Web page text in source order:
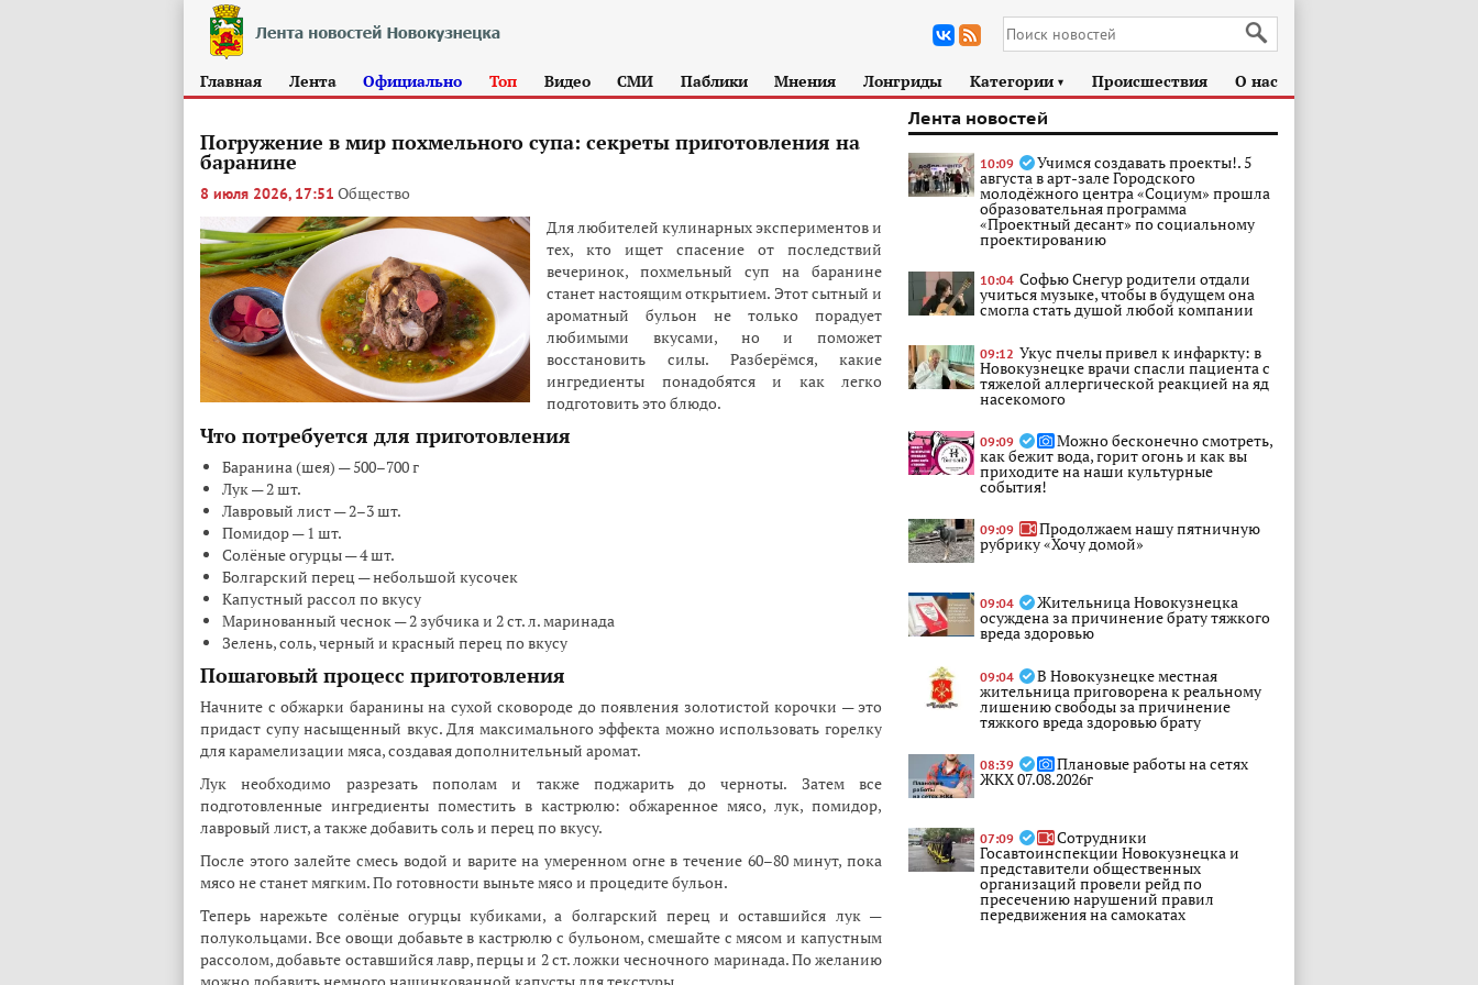
Главная Лента Официально Топ Видео СМИ Паблики Мнения Лонгриды Категории ► Происшествия О нас
Погружение в мир похмельного супа: секреты приготовления на
баранине
8 июля 2026, 17:51 Общество
Для любителей кулинарных экспериментов и
тех, кто ищет спасение от последствий
вечеринок, похмельный суп на баранине
станет настоящим открытием. Этот сытный и
ароматный бульон не только порадует
любимыми вкусами, но и поможет
восстановить силы. Разберёмся, какие
ингредиенты понадобятся и как легко
подготовить это блюдо.
Что потребуется для приготовления
Баранина (шея) — 500–700 г
Лук — 2 шт.
Лавровый лист — 2–3 шт.
Помидор — 1 шт.
Солёные огурцы — 4 шт.
Болгарский перец — небольшой кусочек
Капустный рассол по вкусу
Маринованный чеснок — 2 зубчика и 2 ст. л. маринада
Зелень, соль, черный и красный перец по вкусу
Пошаговый процесс приготовления
Начните с обжарки баранины на сухой сковороде до появления золотистой корочки — это
придаст супу насыщенный вкус. Для максимального эффекта можно использовать горелку
для карамелизации мяса, создавая дополнительный аромат.
Лук необходимо разрезать пополам и также поджарить до черноты. Затем все
подготовленные ингредиенты поместить в кастрюлю: обжаренное мясо, лук, помидор,
лавровый лист, а также добавить соль и перец по вкусу.
После этого залейте смесь водой и варите на умеренном огне в течение 60–80 минут, пока
мясо не станет мягким. По готовности выньте мясо и процедите бульон.
Теперь нарежьте солёные огурцы кубиками, а болгарский перец и оставшийся лук —
полукольцами. Все овощи добавьте в кастрюлю с бульоном, смешайте с мясом и капустным
рассолом, добавьте оставшийся лавр, перцы и 2 ст. ложки чесночного маринада. По желанию
Лента новостей
10:09 Учимся создавать проекты!. 5
августа в арт-зале Городского
молодёжного центра «Социум» прошла
образовательная программа
«Проектный десант» по социальному
проектированию
10:04 Софью Снегур родители отдали
учиться музыке, чтобы в будущем она
смогла стать душой любой компании
09:12 Укус пчелы привел к инфаркту: в
Новокузнецке врачи спасли пациента с
тяжелой аллергической реакцией на яд
насекомого
09:09 Можно бесконечно смотреть,
как бежит вода, горит огонь и как вы
приходите на наши культурные
события!
09:09 Продолжаем нашу пятничную
рубрику «Хочу домой»
09:04 Жительница Новокузнецка
осуждена за причинение брату тяжкого
вреда здоровью
09:04 В Новокузнецке местная
жительница приговорена к реальному
лишению свободы за причинение
тяжкого вреда здоровью брату
08:39 Плановые работы на сетях
ЖКХ 07.08.2026г
07:09 Сотрудники
Госавтоинспекции Новокузнецка и
представители общественных
организаций провели рейд по
пресечению нарушений правил
передвижения на самокатах